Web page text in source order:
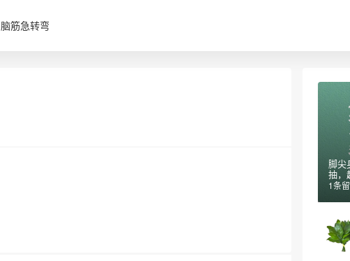
脑筋急转弯
脚尖
抽，
1条